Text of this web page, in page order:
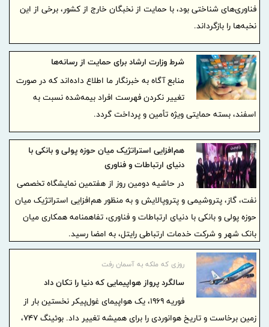
فناوری‌های شناختی بود، با حمایت از نخبگان خارج از کشور، برخی از این
نخبه‌ها را بازگرداند.
شرط وزارت ارشاد برای حمایت از رسانه‌ها
منابع آگاه به خبرنگار ما اطلاع داده‌اند که در صورت
تغییر نکردن فهرست افراد بیمه‌شده نسبت به
اسفند، بسته حمایتی ویژه تأمین و پرداخت گردد.
هم‌افزایی استراتژیک میان حوزه پولی و بانکی با
دنیای ارتباطات و فناوری
در حاشیه دومین روز از هفتمین نمایشگاه تخصصی
نفت، گاز، پتروشیمی و پتروپالایش و به منظور هم‌افزایی استراتژیک میان
حوزه پولی و بانکی با دنیای ارتباطات و فناوری، تفاهمنامه همکاری میان
بانک شهر و شرکت خدمات ارتباطی رایتل، به امضا رسید.
روزی که ملکه به آسمان رفت
سالگرد پرواز هواپیمایی که دنیا را تکان داد
فوریه ۱۹۶۹، یک هواپیمای غول‌پیکر نخستین بار از
زمین برخاست و تاریخ هوانوردی را برای همیشه تغییر داد. بوئینگ ۷۴۷،